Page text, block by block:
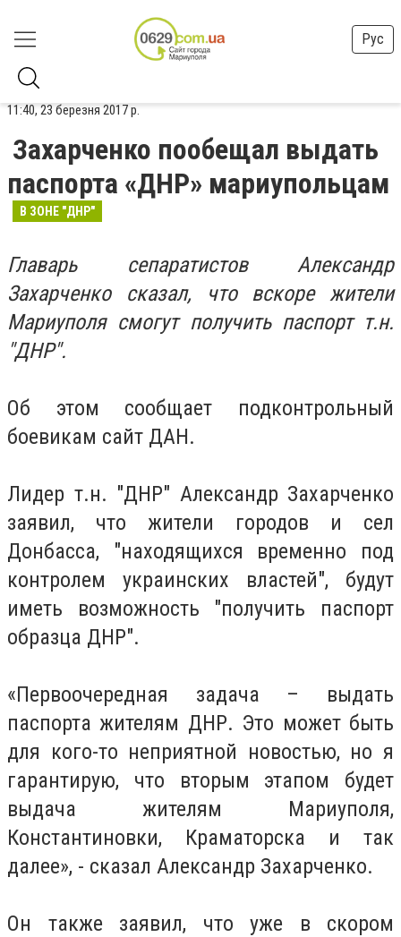
Рус
11:40, 23 березня 2017 р.
Захарченко пообещал выдать
паспорта «ДНР» мариупольцам
В ЗОНЕ "ДНР"
Главарь сепаратистов Александр
Захарченко сказал, что вскоре жители
Мариуполя смогут получить паспорт т.н.
"ДНР".
Об этом сообщает подконтрольный
боевикам сайт ДАН.
Лидер т.н. "ДНР" Александр Захарченко
заявил, что жители городов и сел
Донбасса, "находящихся временно под
контролем украинских властей", будут
иметь возможность "получить паспорт
образца ДНР".
«Первоочередная задача – выдать
паспорта жителям ДНР. Это может быть
для кого-то неприятной новостью, но я
гарантирую, что вторым этапом будет
выдача жителям Мариуполя,
Константиновки, Краматорска и так
далее», - сказал Александр Захарченко.
Он также заявил, что уже в скором